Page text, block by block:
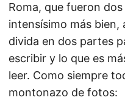
Roma, que fueron
intensísimo más bien,
divida en dos partes
escribir y lo que es
leer. Como siempre
montonazo de fotos: